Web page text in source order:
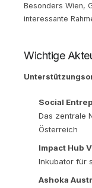
Besonders Wien,
interessante
Wichtige
Social
Das zentrale
Österreich
Impact Hub
Inkubator für
Ashoka